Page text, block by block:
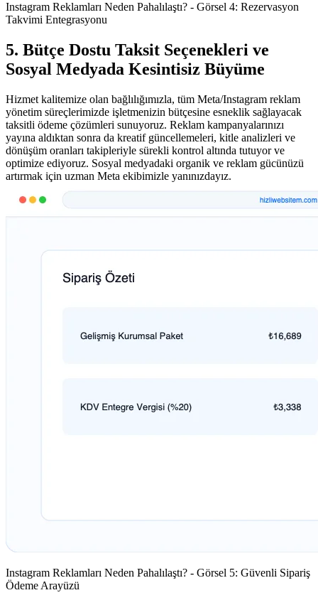
Instagram Reklamları Neden Pahalılaştı? - Görsel 4: Rezervasyon
Takvimi Entegrasyonu
5. Bütçe Dostu Taksit Seçenekleri ve
Sosyal Medyada Kesintisiz Büyüme
Hizmet kalitemize olan bağlılığımızla, tüm Meta/Instagram reklam
yönetim süreçlerimizde işletmenizin bütçesine esneklik sağlayacak
taksitli ödeme çözümleri sunuyoruz. Reklam kampanyalarınızı
yayına aldıktan sonra da kreatif güncellemeleri, kitle analizleri ve
dönüşüm oranları takipleriyle sürekli kontrol altında tutuyor ve
optimize ediyoruz. Sosyal medyadaki organik ve reklam gücünüzü
artırmak için uzman Meta ekibimizle yanınızdayız.
Instagram Reklamları Neden Pahalılaştı? - Görsel 5: Güvenli Sipariş
Ödeme Arayüzü